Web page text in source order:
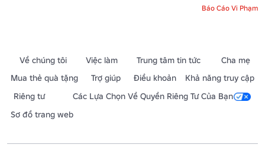
Báo Cáo Vi Phạm
Về chúng tôi Việc làm Trung tâm tin tức
Cha mẹ
Mua thẻ quà tặng
Trợ giúp Điều khoản
Khả năng truy cập
Riêng tư
Các Lựa Chọn Về Quyền Riêng Tư Của Bạn
Sơ đồ trang web